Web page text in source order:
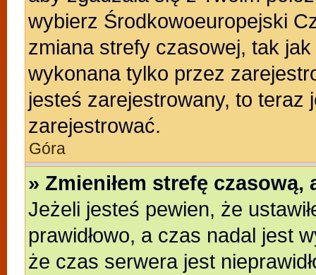
wybierz Środkowoeuropejski
zmiana strefy czasowej, tak
wykonana tylko przez
jesteś zarejestrowany, to teraz
zarejestrować.
Góra
» Zmieniłem strefę
Jeżeli jesteś pewien, że
prawidłowo, a czas nadal jest
że czas serwera jest